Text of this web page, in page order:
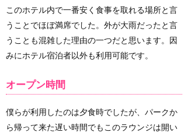
このホテル内で一番安く食事を取れる場所と言
うことでほぼ満席でした。外が大雨だったと言
うことも混雑した理由の一つだと思います。因
みにホテル宿泊者以外も利用可能です。
オープン時間
僕らが利用したのは夕食時でしたが、パークか
ら帰って来た遅い時間でもこのラウンジは開い